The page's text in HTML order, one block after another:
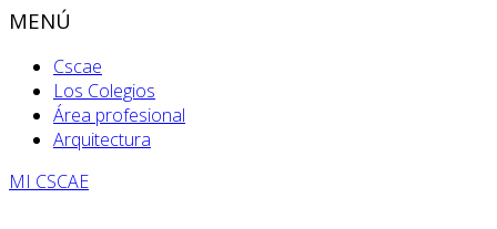
MENÚ
Cscae
Los Colegios
Área profesional
Arquitectura
MI CSCAE